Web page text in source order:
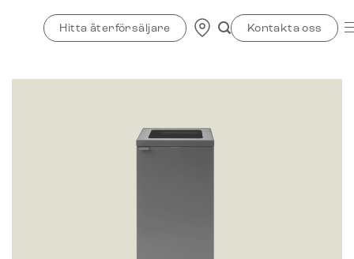
Hitta återförsäljare Kontakta oss